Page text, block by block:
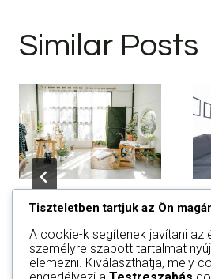
Similar Posts
Passion &
work
Tiszteletben tartjuk az Ön
A cookie-k segítenek javítani az
személyre szabott tartalmat
elemezni. Kiválaszthatja, mely